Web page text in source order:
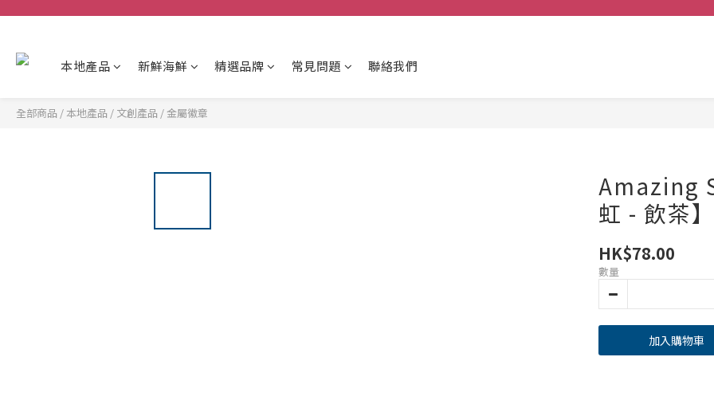
本地產品 新鮮海鮮 精選品牌 常見問題 聯絡我們
全部商品 / 本地產品 / 文創產品 /金屬徽章
Amazing
虹 - 飲茶
HK$78.00
數量
加入購物車